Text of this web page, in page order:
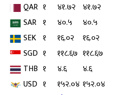
QAR १ ४१.७२ ४१.७२
SAR १ ४०.५
४०.५
SEK १ १६.०२
१६.०२
SGD १ ११८.६७ ११८.६७
THB १ ४.६
४.६
USD १ १५२.०४ १५२.०४